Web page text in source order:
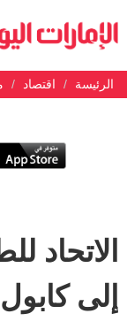
الرئيسة اقتصاد
الاتحاد
إلى